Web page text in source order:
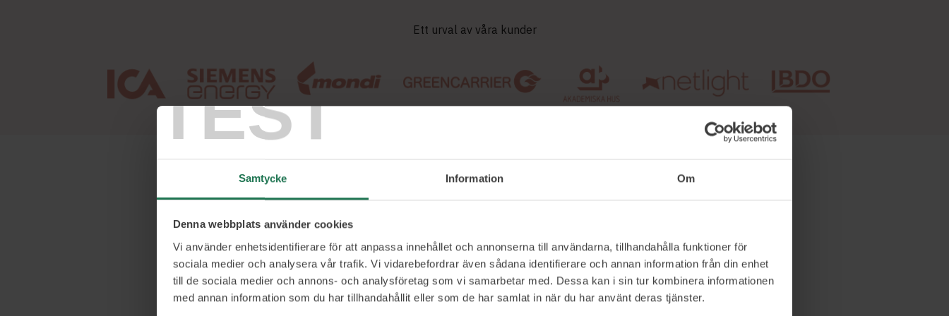
TEST
Samtycke Information Om
Denna webbplats använder cookies
Vi använder enhetsidentifierare för att anpassa innehållet och annonserna till användarna, tillhandahålla funktioner för
sociala medier och analysera vår trafik. Vi vidarebefordrar även sådana identifierare och annan information från din enhet
till de sociala medier och annons- och analysföretag som vi samarbetar med. Dessa kan i sin tur kombinera informationen
med annan information som du har tillhandahållit eller som de har samlat in när du har använt deras tjänster.
Ett urval av våra kunder
Om Mona
Uppväxten med en svensk pappa och egyptisk mamma gav en
inblick i och förståelse för två väldigt olika kulturer. Kärleken till
resandet fick jag i blodet då jag hade släkt i både Egypten och USA,
där jag också bott i perioder.